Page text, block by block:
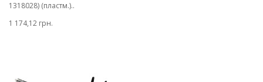
1318028) (пластм.)..
1 174,12 грн.